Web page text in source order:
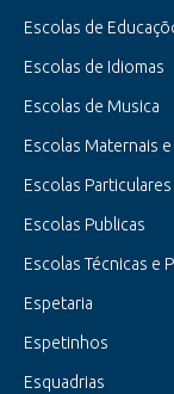
Escolas de
Escolas de Idiomas
Escolas de Musica
Escolas Maternais
Escolas Particulares
Escolas Publicas
Escolas Técnicas e
Espetaria
Espetinhos
Esquadrias